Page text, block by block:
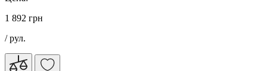
1 892 грн
/ рул.